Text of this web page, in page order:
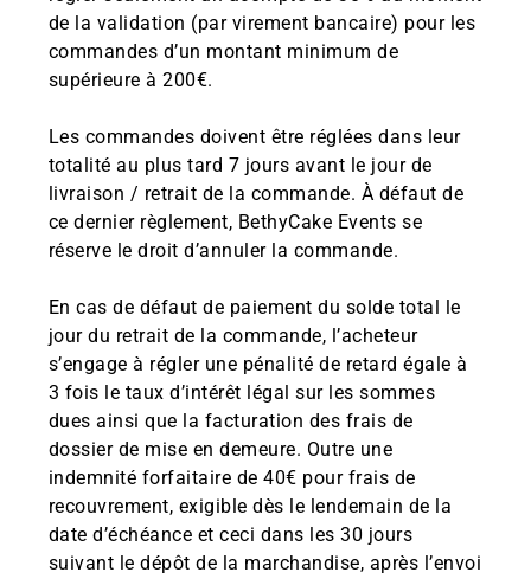
de la validation (par virement bancaire) pour les
commandes d’un montant minimum de
supérieure à 200€.
Les commandes doivent être réglées dans leur
totalité au plus tard 7 jours avant le jour de
livraison / retrait de la commande. À défaut de
ce dernier règlement, BethyCake Events se
réserve le droit d’annuler la commande.
En cas de défaut de paiement du solde total le
jour du retrait de la commande, l’acheteur
s’engage à régler une pénalité de retard égale à
3 fois le taux d’intérêt légal sur les sommes
dues ainsi que la facturation des frais de
dossier de mise en demeure. Outre une
indemnité forfaitaire de 40€ pour frais de
recouvrement, exigible dès le lendemain de la
date d’échéance et ceci dans les 30 jours
suivant le dépôt de la marchandise, après l’envoi